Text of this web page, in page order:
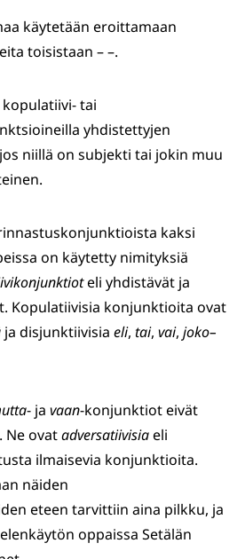
käytetään eroittamaan
toisistaan – –.
tai
yhdistettyjen
niillä on subjekti tai jokin muu
kaksi
on käytetty nimityksiä
eli yhdistävät ja
Kopulatiivisia konjunktioita ovat
ja disjunktiivisia eli, tai, vai, joko–
- ja vaan-konjunktiot eivät
Ne ovatadversatiivisiaeli
ilmaisevia konjunktioita.
näiden
eteen tarvittiin aina pilkku, ja
oppaissa Setälän